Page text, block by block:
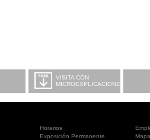
VISITA CON
MICROEXPLICACIONES
Horarios
Exposición Permanente